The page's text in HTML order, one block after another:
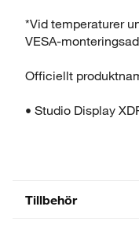
*Vid temperaturer
VESA-
Officiellt
• Studio Display
Tillbehör